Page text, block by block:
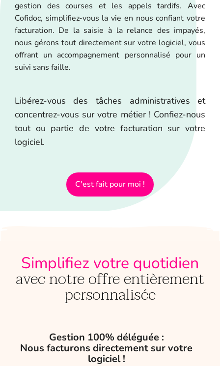
gestion des courses et les appels tardifs. Avec
Cofidoc, simplifiez-vous la vie en nous confiant votre
facturation. De la saisie à la relance des impayés,
nous gérons tout directement sur votre logiciel, vous
offrant un accompagnement personnalisé pour un
suivi sans faille.
Libérez-vous des tâches administratives et
concentrez-vous sur votre métier ! Confiez-nous
tout ou partie de votre facturation sur votre
logiciel.
C'est fait pour moi !
Simplifiez votre quotidien
avec notre offre entièrement
personnalisée
Gestion 100% déléguée :
Nous facturons directement sur votre
logiciel !